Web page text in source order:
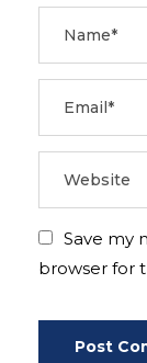
Save my
browser for